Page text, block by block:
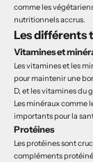
comme les
nutritionnels accrus.
Les différents
Vitamines et
Les vitamines et les
pour maintenir une
D, et les vitamines du
Les minéraux comme
importants pour la
Protéines
Les protéines sont
compléments